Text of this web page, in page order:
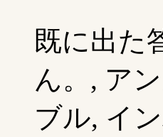
既に出た
ん。, ア
ブル, イ